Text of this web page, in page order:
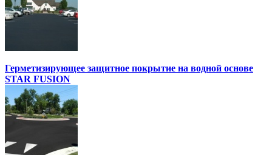
Герметизирующее защитное покрытие на водной основе
STAR FUSION